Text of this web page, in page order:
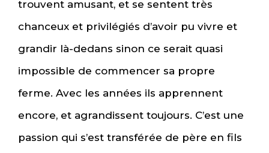
trouvent amusant, et se sentent très
chanceux et privilégiés d’avoir pu vivre et
grandir là-dedans sinon ce serait quasi
impossible de commencer sa propre
ferme. Avec les années ils apprennent
encore, et agrandissent toujours. C’est une
passion qui s’est transférée de père en fils